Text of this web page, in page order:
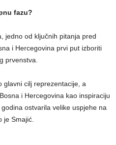
fazu?
jedno od ključnih pitanja pred
i Hercegovina prvi put izboriti
prvenstva.
glavni cilj reprezentacije, a
i Hercegovina kao inspiraciju
ostvarila velike uspjehe na
je Smajić.